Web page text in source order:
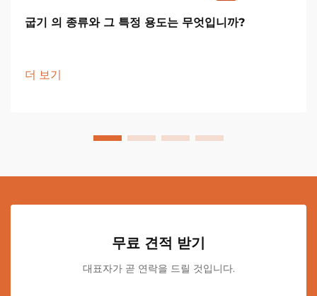
굽기 의 종류와 그 특정 용도는 무엇입니까?
더 보기
무료 견적 받기
대표자가 곧 연락을 드릴 것입니다.